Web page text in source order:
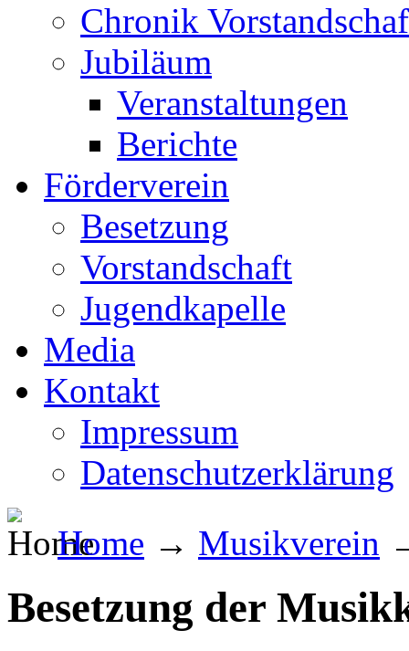
Chronik
Jubiläum
Veranstaltungen
Berichte
Förderverein
Besetzung
Vorstandschaft
Jugendkapelle
Media
Kontakt
Impressum
Datenschutzerklärung
Home → Musikverein
Besetzung der